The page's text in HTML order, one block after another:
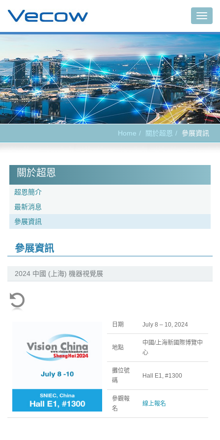
Home 關於超恩 參展資訊
關於超恩
超恩簡介
最新消息
參展資訊
參展資訊
2024 中國 (上海) 機器視覺展
日期 July 8 – 10, 2024
地點
中國/上海新國際博覽中
心
攤位號
碼
Hall E1, #1300
參觀報
名
線上報名